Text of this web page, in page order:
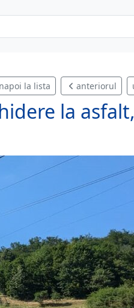
la lista anteriorul
la asfalt,